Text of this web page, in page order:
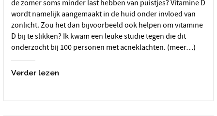
de zomer soms minder last hebben van puistjes? Vitamine D
wordt namelijk aangemaakt in de huid onder invloed van
zonlicht. Zou het dan bijvoorbeeld ook helpen om vitamine
D bij te slikken? Ik kwam een leuke studie tegen die dit
onderzocht bij 100 personen met acneklachten. (meer…)
Verder lezen